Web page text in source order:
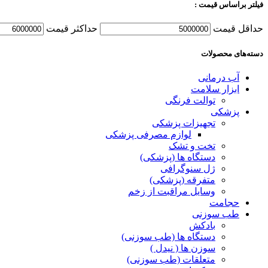
فیلتر براساس قیمت :
حداقل قیمت حداكثر قيمت
دسته‌های محصولات
آب درمانی
ابزار سلامت
توالت فرنگی
پزشکی
تجهیزات پزشکی
لوازم مصرفی پزشکی
تخت و تشک
دستگاه ها (پزشکی)
ژل سنوگرافی
متفرقه (پزشکی)
وسایل مراقبت از زخم
حجامت
طب سوزنی
بادکش
دستگاه ها (طب سوزنی)
سوزن ها ( نیدل )
متعلقات (طب سوزنی)